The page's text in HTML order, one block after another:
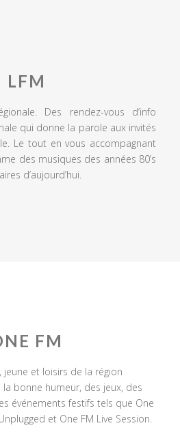
LFM
Des rendez-vous d’info
qui donne la parole aux invités
Le tout en vous accompagnant
des musiques des années 80’s
d’aujourd’hui.
FM
jeune et loisirs de la région
bonne humeur, des jeux, des
événements festifs tels que One
et One FM Live Session.